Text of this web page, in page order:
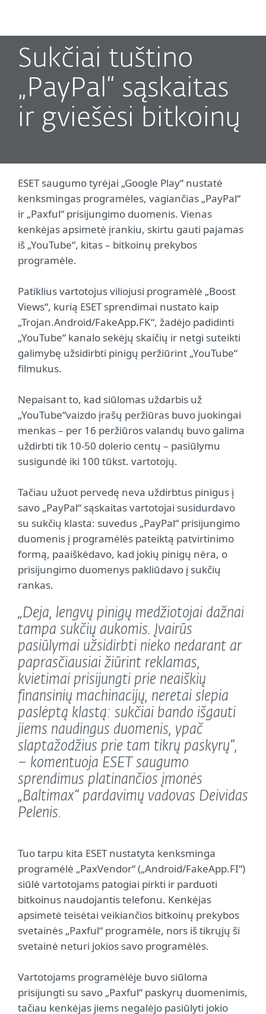
Sukčiai tuštino
„PayPal“ sąskaitas
ir gviešėsi bitkoinų
ESET saugumo tyrėjai „Google Play“ nustatė
kenksmingas programėles, vagiančias „PayPal“
ir „Paxful“ prisijungimo duomenis. Vienas
kenkėjas apsimetė įrankiu, skirtu gauti pajamas
iš „YouTube“, kitas – bitkoinų prekybos
programėle.
Patiklius vartotojus viliojusi programėlė „Boost
Views“, kurią ESET sprendimai nustato kaip
„Trojan.Android/FakeApp.FK“, žadėjo padidinti
„YouTube“ kanalo sekėjų skaičių ir netgi suteikti
galimybę užsidirbti pinigų peržiūrint „YouTube“
filmukus.
Nepaisant to, kad siūlomas uždarbis už
„YouTube“vaizdo įrašų peržiūras buvo juokingai
menkas – per 16 peržiūros valandų buvo galima
uždirbti tik 10-50 dolerio centų – pasiūlymu
susigundė iki 100 tūkst. vartotojų.
Tačiau užuot pervedę neva uždirbtus pinigus į
savo „PayPal“ sąskaitas vartotojai susidurdavo
su sukčių klasta: suvedus „PayPal“ prisijungimo
duomenis į programėlės pateiktą patvirtinimo
formą, paaiškėdavo, kad jokių pinigų nėra, o
prisijungimo duomenys pakliūdavo į sukčių
rankas.
„Deja, lengvų pinigų medžiotojai dažnai
tampa sukčių aukomis. Įvairūs
pasiūlymai užsidirbti nieko nedarant ar
paprasčiausiai žiūrint reklamas,
kvietimai prisijungti prie neaiškių
finansinių machinacijų, neretai slepia
paslėptą klastą: sukčiai bando išgauti
jiems naudingus duomenis, ypač
slaptažodžius prie tam tikrų paskyrų“,
– komentuoja ESET saugumo
sprendimus platinančios įmonės
„Baltimax“ pardavimų vadovas Deividas
Pelenis.
Tuo tarpu kita ESET nustatyta kenksminga
programėlė „PaxVendor“ („Android/FakeApp.FI“)
siūlė vartotojams patogiai pirkti ir parduoti
bitkoinus naudojantis telefonu. Kenkėjas
apsimetė teisėtai veikiančios bitkoinų prekybos
svetainės „Paxful“ programėle, nors iš tikrųjų ši
svetainė neturi jokios savo programėlės.
Vartotojams programėlėje buvo siūloma
prisijungti su savo „Paxful“ paskyrų duomenimis,
tačiau kenkėjas jiems negalėjo pasiūlyti jokio